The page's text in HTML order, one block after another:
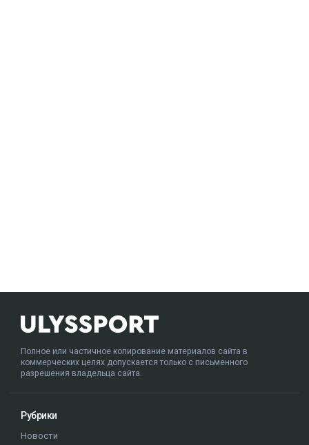
Полное или частичное копирование материалов сайта в
коммерческих целях допускается только с письменного
разрешения владельца сайта.
Рубрики
Новости